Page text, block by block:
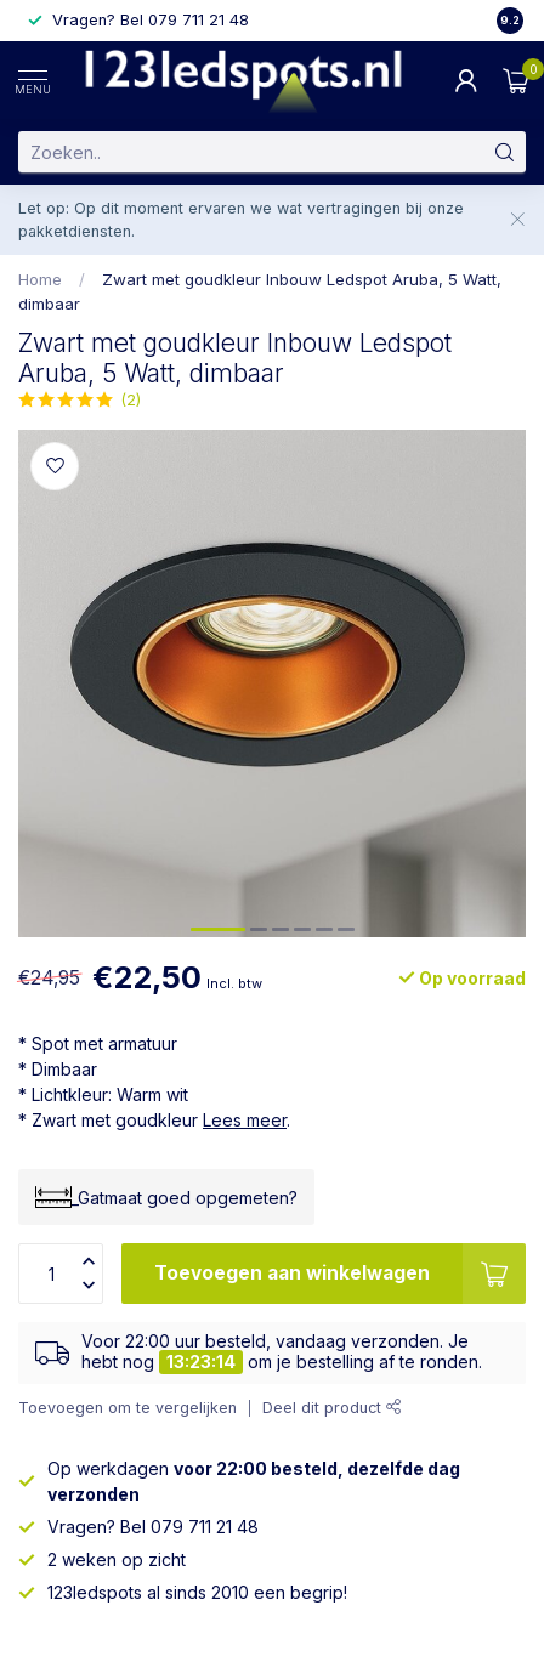
Vragen? Bel 079 711 21 48 29.2
MENU
0
Let op: Op dit moment ervaren we wat vertragingen bij onze
pakketdiensten.
Home /
Zwart met goudkleur Inbouw Ledspot Aruba, 5 Watt,
dimbaar
Zwart met goudkleur Inbouw Ledspot
Aruba, 5 Watt, dimbaar
(2)
€24,95 €22,50 Incl. btw Op voorraad
* Spot met armatuur
* Dimbaar
* Lichtkleur: Warm wit
* Zwart met goudkleur Lees meer.
_Gatmaat goed opgemeten?
Toevoegen aan winkelwagen
Voor 22:00 uur besteld, vandaag verzonden. Je
hebt nog
13:23:13 om je bestelling af te ronden.
Toevoegen om te vergelijken Deel dit product
Op werkdagen voor 22:00 besteld, dezelfde dag
verzonden
Vragen? Bel 079 711 21 48
2 weken op zicht
123ledspots al sinds 2010 een begrip!